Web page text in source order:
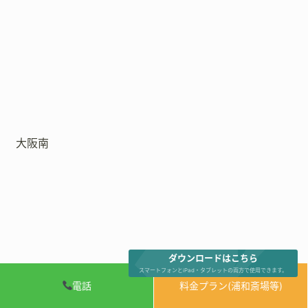
電話 料金プラン(浦和斎場等)
大阪南
ダウンロードはこちら
スマートフォンとiPad・タブレットの両方で使用できます。